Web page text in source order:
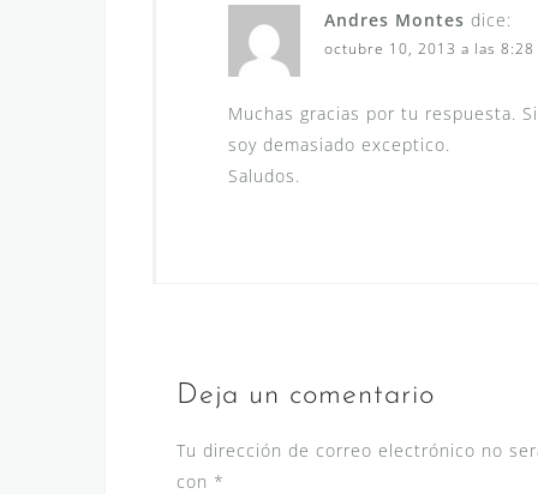
Andres Montes dice:
octubre 10, 2013 a las 8:28
Muchas gracias por tu respuesta.
soy demasiado exceptico.
Saludos.
Deja un comentario
Tu dirección de correo electrónico no
con *